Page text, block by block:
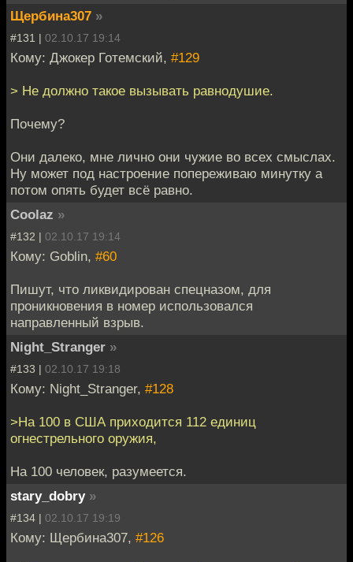
Щербина307 »
#131 | 02.10.17 19:14
Кому: Джокер Готемский, #129
> Не должно такое вызывать равнодушие.
Почему?
Они далеко, мне лично они чужие во всех смыслах.
Ну может под настроение попереживаю минутку а
потом опять будет всё равно.
Coolaz »
#132 | 02.10.17 19:14
Кому: Goblin, #60
Пишут, что ликвидирован спецназом, для
проникновения в номер использовался
направленный взрыв.
Night_Stranger »
#133 | 02.10.17 19:18
Кому: Night_Stranger, #128
>На 100 в США приходится 112 единиц
огнестрельного оружия,
На 100 человек, разумеется.
stary_dobry »
#134 | 02.10.17 19:19
Кому: Щербина307, #126